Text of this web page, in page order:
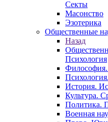
Секты
Масонство
Эзотерика
Общественные
Назад
Психология
История.
Культура.
Политика.
Военная